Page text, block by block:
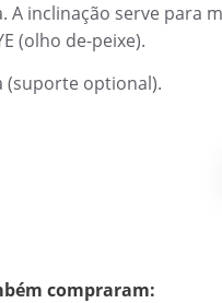
inclinação serve para
(olho de-peixe).
(suporte optional).
compraram: